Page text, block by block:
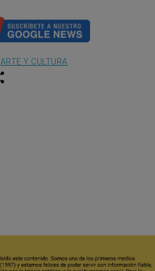
ARTE Y CULTURA